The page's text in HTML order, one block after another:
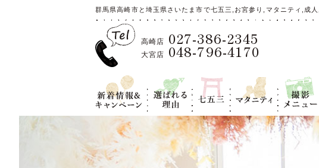
群馬県高崎市と埼玉県さいたま市で七五三,お宮参り,マタニティ,成
高崎店 027-386-2345
大宮店 048-796-4170
新着情報＆キ
ャンペーン
選ばれる理
由
七五三 マタニティ
撮影メニュ
ー